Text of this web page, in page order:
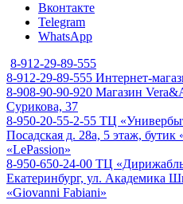
Вконтакте
Telegram
WhatsApp
8-912-29-89-555
8-912-29-89-555 Интернет-
8-908-90-90-920 Магазин
Сурикова, 37
8-950-20-55-2-55 ТЦ
Посадская д. 28а, 5 этаж, бутик
«LePassion»
8-950-650-24-00 ТЦ
Екатеринбург, ул. Академика
«Giovanni Fabiani»